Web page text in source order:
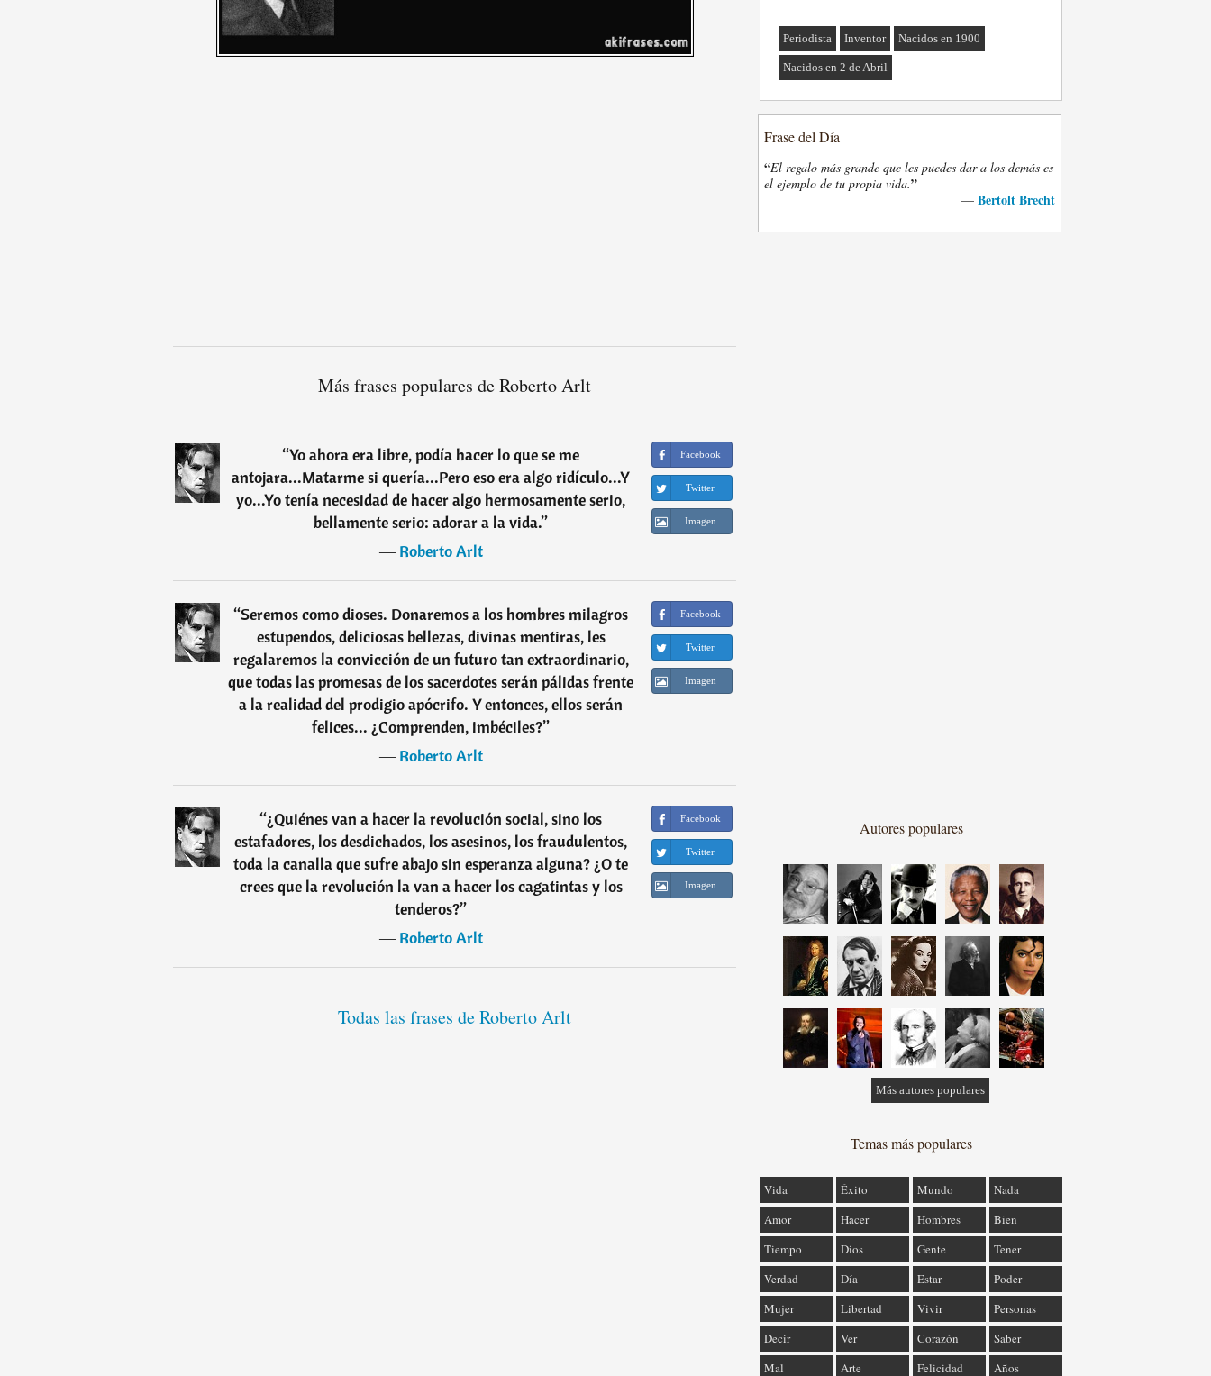
Más frases populares de Roberto Arlt
“Yo ahora era libre, podía hacer lo que se me
antojara...Matarme si quería...Pero eso era algo ridículo...Y
yo...Yo tenía necesidad de hacer algo hermosamente serio,
bellamente serio: adorar a la vida.”
―Roberto Arlt
Facebook
Twitter
Imagen
“Seremos como dioses. Donaremos a los hombres milagros
estupendos, deliciosas bellezas, divinas mentiras, les
regalaremos la convicción de un futuro tan extraordinario,
que todas las promesas de los sacerdotes serán pálidas frente
a la realidad del prodigio apócrifo. Y entonces, ellos serán
felices... ¿Comprenden, imbéciles?”
―Roberto Arlt
Facebook
Twitter
Imagen
“¿Quiénes van a hacer la revolución social, sino los
estafadores, los desdichados, los asesinos, los fraudulentos,
toda la canalla que sufre abajo sin esperanza alguna? ¿O te
crees que la revolución la van a hacer los cagatintas y los
tenderos?”
―Roberto Arlt
Facebook
Twitter
Imagen
Todas las frases de Roberto Arlt
Periodista Inventor Nacidos en 1900
Nacidos en 2 de Abril
Frase del Día
“El regalo más grande que les puedes dar a los demás es
el ejemplo de tu propia vida.”
— Bertolt Brecht
Autores populares
Más autores populares
Temas más populares
Vida Éxito Mundo
Nada
Amor
Hacer Hombres
Bien
Tiempo
Dios Gente
Tener
Verdad
Día Estar
Poder
Mujer
Libertad Vivir
Personas
Decir
Ver Corazón
Saber
Mal
Arte Felicidad Años